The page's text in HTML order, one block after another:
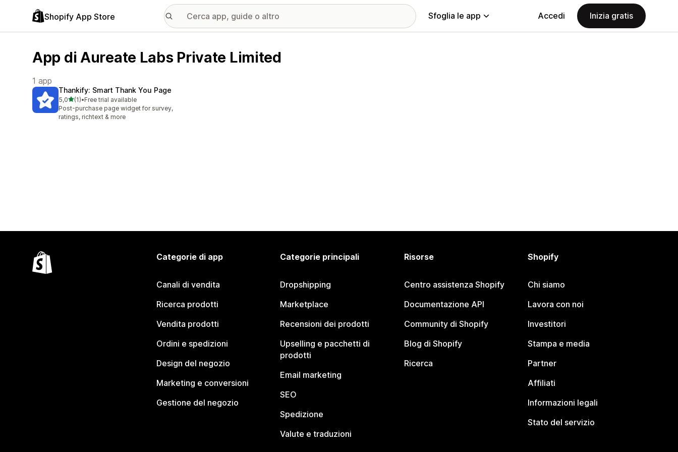
Shopify App Store Sfoglia le app Accedi Inizia gratis
App di Aureate Labs Private Limited
1 app
Thankify: Smart Thank You Page
5,0stelle su 5
(1)
1 recensioni totali
•Free trial available
Post-purchase page widget for survey,
ratings, richtext & more
Categorie di app
Canali di vendita
Ricerca prodotti
Vendita prodotti
Ordini e spedizioni
Design del negozio
Marketing e conversioni
Gestione del negozio
Categorie principali
Dropshipping
Marketplace
Recensioni dei prodotti
Upselling e pacchetti di
prodotti
Email marketing
SEO
Spedizione
Valute e traduzioni
Risorse
Centro assistenza Shopify
Documentazione API
Community di Shopify
Blog di Shopify
Ricerca
Shopify
Chi siamo
Lavora con noi
Investitori
Stampa e media
Partner
Affiliati
Informazioni legali
Stato del servizio